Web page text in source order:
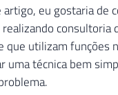
artigo, eu gostaria de
consultoria
que utilizam funções
uma técnica bem